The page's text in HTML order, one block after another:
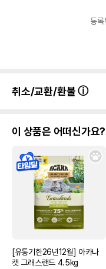
등
취소/교환/환불
이 상품은 어떠신가요?
[유통기한26년12월] 아카나
캣 그래스랜드 4.5kg